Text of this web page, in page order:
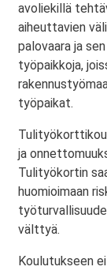
avoliekillä
aiheuttavien
palovaara ja
työpaikkoja,
työpaikat.
ja
Tulityökortin
huomioimaan
välttyä.
Koulutukseen